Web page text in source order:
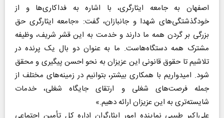
اصفهان به جامعه ایثارگری، با اشاره به فداکاری‌ها و از
خودگذشتگی‌های شهدا و جانبازان، گفت: «جامعه ایثارگری حق
بزرگی بر گردن همه ما دارند و خدمت به این قشر شریف، وظیفه
مشترک همه دستگاه‌هاست. ما به عنوان دو بال یک پرنده در
تلاشیم تا حقوق قانونی این عزیزان به نحو احسن پیگیری و محقق
شود. امیدواریم با همکاری بیشتر، بتوانیم در زمینه‌های مختلف از
جمله فرصت‌های شغلی و ارتقای جایگاه شغلی، خدمات
شایسته‌تری به این عزیزان ارائه دهیم.»